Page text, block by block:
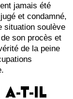
jamais été
et condamné,
situation soulève
son procès et
de la peine
A-T-IL